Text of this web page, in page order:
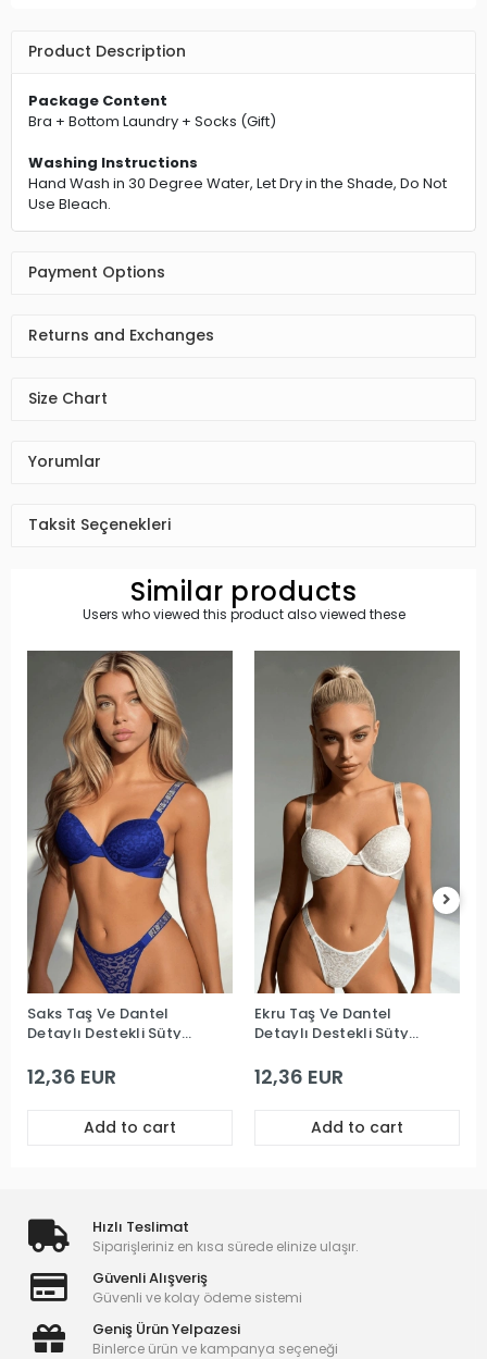
Product Description
Package Content
Bra + Bottom Laundry + Socks (Gift)
Washing Instructions
Hand Wash in 30 Degree Water, Let Dry in the Shade, Do Not
Use Bleach.
Payment Options
Returns and Exchanges
Size Chart
Yorumlar
Taksit Seçenekleri
Similar products
Users who viewed this product also viewed these
Saks Taş Ve Dantel
Detaylı Destekli Sütyen
12,36 EUR
Add to cart
Ekru Taş Ve Dantel
Detaylı Destekli Sütyen
12,36 EUR
Add to cart
Hızlı Teslimat
Siparişleriniz en kısa sürede elinize ulaşır.
Güvenli Alışveriş
Güvenli ve kolay ödeme sistemi
Geniş Ürün Yelpazesi
Binlerce ürün ve kampanya seçeneği